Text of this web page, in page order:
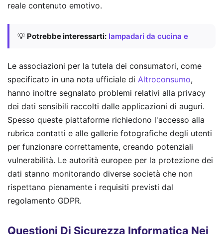
reale contenuto emotivo.
💡 Potrebbe interessarti: lampadari da cucina e
Le associazioni per la tutela dei consumatori, come
specificato in una nota ufficiale di Altroconsumo,
hanno inoltre segnalato problemi relativi alla privacy
dei dati sensibili raccolti dalle applicazioni di auguri.
Spesso queste piattaforme richiedono l'accesso alla
rubrica contatti e alle gallerie fotografiche degli utenti
per funzionare correttamente, creando potenziali
vulnerabilità. Le autorità europee per la protezione dei
dati stanno monitorando diverse società che non
rispettano pienamente i requisiti previsti dal
regolamento GDPR.
Questioni Di Sicurezza Informatica Nei